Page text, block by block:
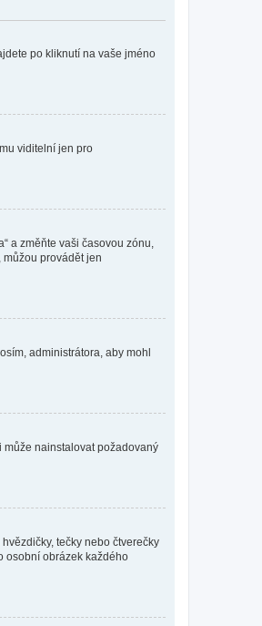
po kliknutí na vaše jméno
viditelní jen pro
a změňte vaši časovou zónu,
provádět jen
administrátora, aby mohl
může nainstalovat požadovaný
tečky nebo čtverečky
osobní obrázek každého